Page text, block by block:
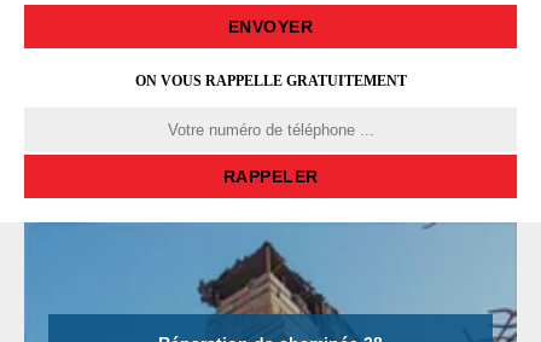
ON VOUS RAPPELLE GRATUITEMENT